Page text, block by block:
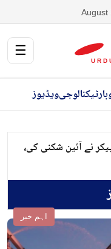
☰
ٹیکنالوجیویڈیوز
نے آئین شکنی کی،
اہم خبر